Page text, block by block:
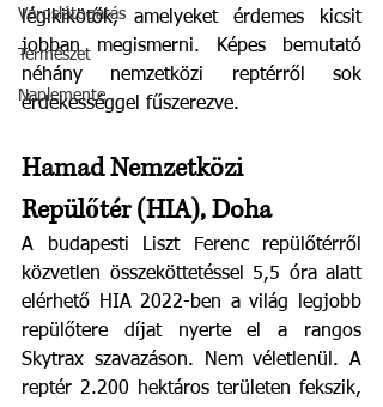
Városlátogatás
Természet
Naplemente
légikikötők, amelyeket érdemes kicsit
jobban megismerni. Képes bemutató
néhány nemzetközi reptérről sok
érdekességgel fűszerezve.
Hamad Nemzetközi
Repülőtér (HIA), Doha
A budapesti Liszt Ferenc repülőtérről
közvetlen összeköttetéssel 5,5 óra alatt
elérhető HIA 2022-ben a világ legjobb
repülőtere díjat nyerte el a rangos
Skytrax szavazáson. Nem véletlenül. A
reptér 2.200 hektáros területen fekszik,